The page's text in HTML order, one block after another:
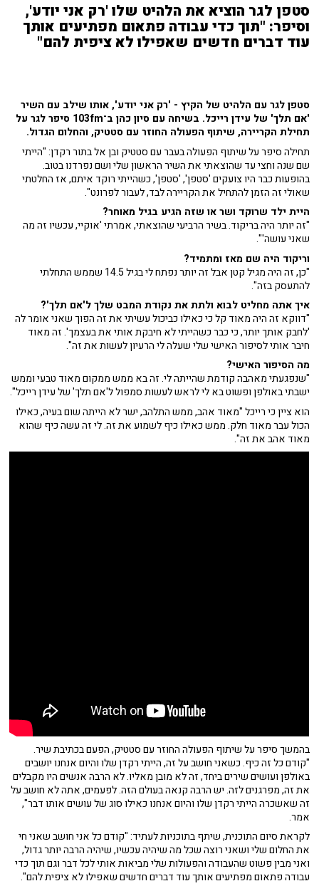
סטפן לגר הוציא את הלהיט שלו 'רק אני יודע',
וסיפר: "תוך כדי עבודה פתאום מפתיעים אותך
עוד דברים חדשים שאפילו לא ציפית להם"
סטפן לגר עם הלהיט של הקיץ - 'רק אני יודע', אותו שילב עם השיר
'אם תלך' של עידן רייכל. בשיחה עם סיון כהן ב־103fm סיפר לגר על
תחילת הקריירה, שיתוף הפעולה החוזר עם סטטיק, והחלום הגדול.
תחילה סיפר על שיתוף הפעולה בעבר עם סטטיק ובן אל בתור רקדן: "הייתי
שם שנה וחצי עד שהוצאתי את השיר הראשון שלי ושם נפרדנו בטוב.
בהופעות כבר היו צועקים 'סטפן', 'סטפן', כשהייתי רוקד איתם, אז החלטתי
שאולי זה הזמן להתחיל את הקריירה לבד, לעבור לפרונט".
היית ילד שרוקד ושר או שזה הגיע בגיל מאוחר?
"זה יותר היה בריקוד. בשיר הרביעי שהוצאתי, אמרתי 'אוקיי, עכשיו זה מה
שאני עושה'".
וריקוד היה שם מאז ומתמיד?
"כן, זה היה מגיל קטן אבל זה יותר נפתח לי בגיל 14.5 שממש התחלתי
להתעסק בזה".
איך אתה מחליט לבוא ולתת את נקודת המבט שלך ל'אם תלך'?
"דווקא זה היה מאוד קל כי כאילו כביכול עשיתי את זה הפוך שאני אומר לה
'לחבק אותך יותר, כי כבר כשהייתי לא חיבקת אותי את בעצמך'. זה מאוד
חיבר אותי לסיפור האישי שלי שעלה לי הרעיון לעשות את זה".
מה הסיפור האישי?
"שנפגעתי מאהבה קודמת שהייתה לי. זה בא ממש ממקום מאוד טבעי וממש
ישבתי באולפן ופשוט בא לי לראש לעשות סמפול ל'אם תלך' של עידן רייכל".
הוא ציין כי רייכל "מאוד אהב, ממש התלהב, ישר לא הייתה שום בעיה, כאילו
הכול עבר מאוד חלק. ממש כאילו כיף לשמוע את זה. לי זה עשה כיף שהוא
מאוד אהב את זה".
בהמשך סיפר על שיתוף הפעולה החוזר עם סטטיק, הפעם בכתיבת שיר.
"קודם כל זה כיף. כשאני חושב על זה, הייתי רקדן שלו והיום אנחנו יושבים
באולפן ועושים שירים ביחד, זה לא מובן מאליו. לא הרבה אנשים היו מקבלים
את זה, מפרגנים לזה. יש הרבה קנאה בעולם הזה. לפעמים, אתה לא חושב על
זה שאשכרה הייתי רקדן שלו והיום אנחנו כאילו סוג של עושים אותו דבר",
אמר.
לקראת סיום התוכנית, שיתף בתוכניות לעתיד: "קודם כל אני חושב שאני חי
את החלום שלי ושאני רוצה שכל מה שיהיה עכשיו, שיהיה הרבה יותר גדול,
ואני מבין פשוט שהעבודה והפעולות שלי מביאות אותי לכל דבר וגם תוך כדי
עבודה פתאום מפתיעים אותך עוד דברים חדשים שאפילו לא ציפית להם".